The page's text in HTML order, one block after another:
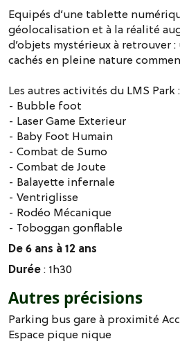
Equipés d’une tablette
géolocalisation et à la réalité
d’objets mystérieux à retrouver :
cachés en pleine nature
Les autres activités du LMS Park :
- Bubble foot
- Laser Game Exterieur
- Baby Foot Humain
- Combat de Sumo
- Combat de Joute
- Balayette infernale
- Ventriglisse
- Rodéo Mécanique
- Toboggan gonflable
De 6 ans à 12 ans
Durée: 1h30
Autres précisions
Parking bus gare à proximité
Espace pique nique